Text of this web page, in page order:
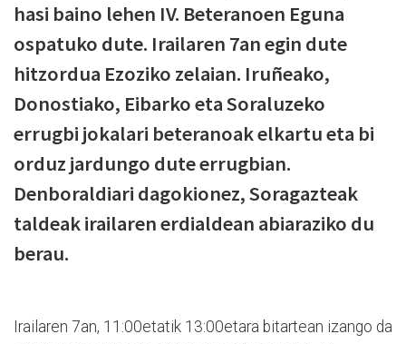
hasi baino lehen IV. Beteranoen Eguna
ospatuko dute. Irailaren 7an egin dute
hitzordua Ezoziko zelaian. Iruñeako,
Donostiako, Eibarko eta Soraluzeko
errugbi jokalari beteranoak elkartu eta bi
orduz jardungo dute errugbian.
Denboraldiari dagokionez, Soragazteak
taldeak irailaren erdialdean abiaraziko du
berau.
Irailaren 7an, 11:00etatik 13:00etara bitartean izango da